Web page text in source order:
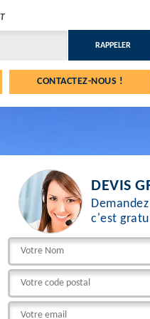
CONTACTEZ-NOUS !
DEVIS
c'est